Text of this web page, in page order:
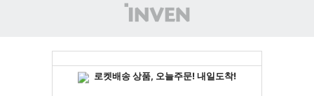
(주)
인